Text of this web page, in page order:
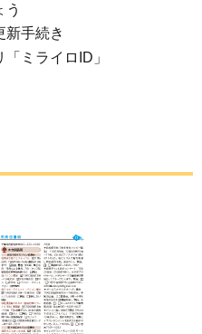
う
新手続き
ミライロID」